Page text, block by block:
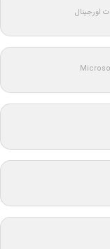
اورجینال